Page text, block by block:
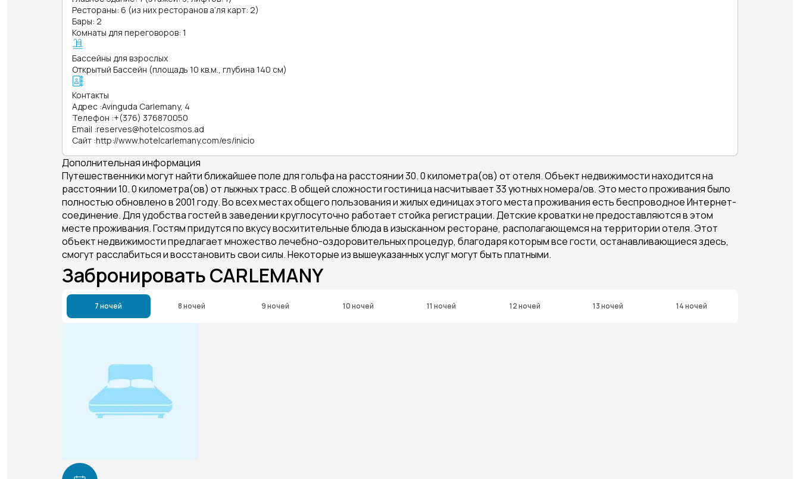
Рестораны: 6 (из них ресторанов а’ля карт: 2)
Бары: 2
Комнаты для переговоров: 1
Бассейны для взрослых
Открытый Бассейн (площадь 10 кв.м., глубина 140 см)
Контакты
Адрес :Avinguda Carlemany, 4
Телефон :+(376) 376870050
Email :reserves@hotelcosmos.ad
Сайт :http://www.hotelcarlemany.com/es/inicio
Дополнительная информация
Путешественники могут найти ближайшее поле для гольфа на расстоянии 30. 0 километра(ов) от отеля. Объект недвижимости находится на
расстоянии 10. 0 километра(ов) от лыжных трасс. В общей сложности гостиница насчитывает 33 уютных номера/ов. Это место проживания было
полностью обновлено в 2001 году. Во всех местах общего пользования и жилых единицах этого места проживания есть беспроводное Интернет-
соединение. Для удобства гостей в заведении круглосуточно работает стойка регистрации. Детские кроватки не предоставляются в этом
месте проживания. Гостям придутся по вкусу восхитительные блюда в изысканном ресторане, располагающемся на территории отеля. Этот
объект недвижимости предлагает множество лечебно-оздоровительных процедур, благодаря которым все гости, останавливающиеся здесь,
смогут расслабиться и восстановить свои силы. Некоторые из вышеуказанных услуг могут быть платными.
Забронировать CARLEMANY
7 ночей 8 ночей 9 ночей 10 ночей 11 ночей 12 ночей 13 ночей 14 ночей